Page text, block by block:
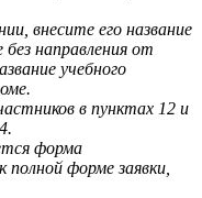
внесите его название
направления от
учебного
в пунктах 12 и
форма
полной форме заявки,